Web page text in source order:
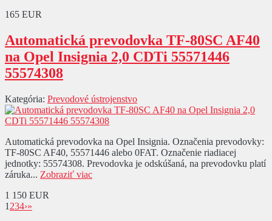
165 EUR
Automatická prevodovka TF-80SC AF40
na Opel Insignia 2,0 CDTi 55571446
55574308
Kategória: Prevodové ústrojenstvo
Automatická prevodovka na Opel Insignia. Označenia prevodovky:
TF-80SC AF40, 55571446 alebo 0FAT. Označenie riadiacej
jednotky: 55574308. Prevodovka je odskúšaná, na prevodovku platí
záruka... Zobraziť viac
1 150 EUR
1 234›»